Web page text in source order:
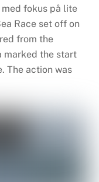
med fokus på lite
Race set off on
from the
marked the start
The action was